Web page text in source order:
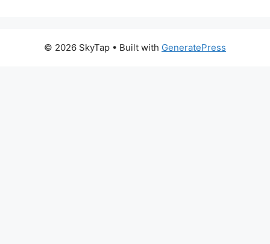
© 2026 SkyTap • Built with GeneratePress